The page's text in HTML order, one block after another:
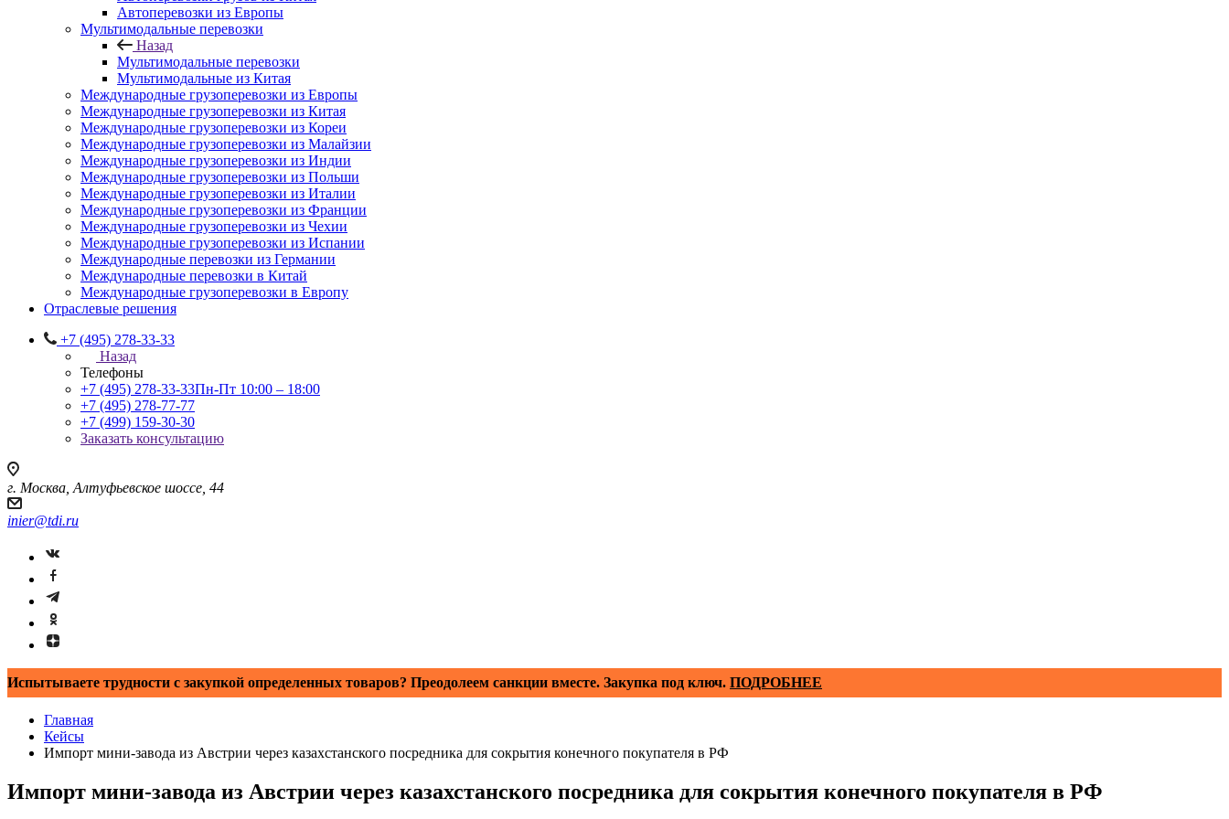
Автоперевозки из Европы
Мультимодальные перевозки
Назад
Мультимодальные перевозки
Мультимодальные из Китая
Международные грузоперевозки из Европы
Международные грузоперевозки из Китая
Международные грузоперевозки из Кореи
Международные грузоперевозки из Малайзии
Международные грузоперевозки из Индии
Международные грузоперевозки из Польши
Международные грузоперевозки из Италии
Международные грузоперевозки из Франции
Международные грузоперевозки из Чехии
Международные грузоперевозки из Испании
Международные перевозки из Германии
Международные перевозки в Китай
Международные грузоперевозки в Европу
Отраслевые решения
+7 (495) 278-33-33
Назад
Телефоны
+7 (495) 278-33-33Пн-Пт 10:00 – 18:00
+7 (495) 278-77-77
+7 (499) 159-30-30
Заказать консультацию
г. Москва, Алтуфьевское шоссе, 44
inier@tdi.ru
Испытываете трудности с закупкой определенных товаров? Преодолеем санкции вместе. Закупка под ключ. ПОДРОБНЕЕ
Главная
Кейсы
Импорт мини-завода из Австрии через казахстанского посредника для сокрытия конечного покупателя в РФ
Импорт мини-завода из Австрии через казахстанского посредника для сокрытия конечного покупателя в РФ